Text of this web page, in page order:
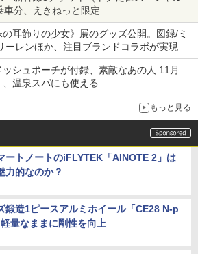
車分、えきねっと限定
耳飾りの少女》展のグッズ公開。図録/ミ
ーレンほか、注目ブランドコラボが実現
ッシュポーチが付録、素敵なあの人 11月
温泉スパにも使える
もっと見る
ートノートのiFLYTEK「AINOTE 2」は
力的なのか？
鍛造1ピースアルミホイール「CE28 N-p
量なままに剛性を向上